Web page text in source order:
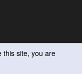
this site, you are